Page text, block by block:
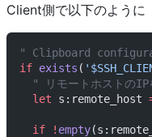
Client側で以下のように
" Clipboard
if exists (
" リモートホストの
  let
s:remote_host
  if
! empty